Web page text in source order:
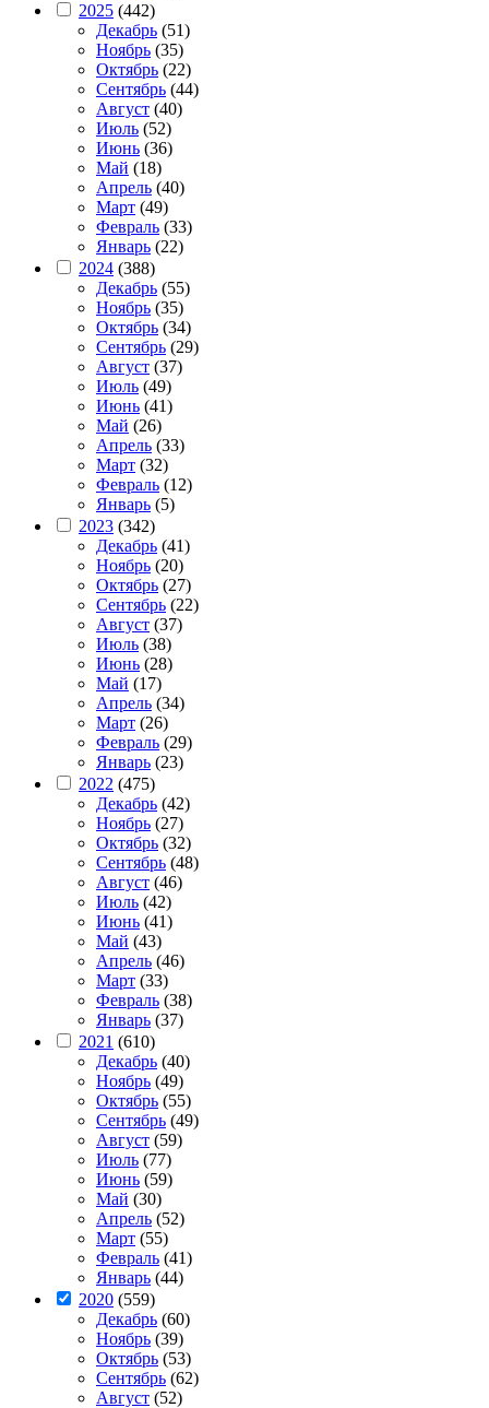
2025 (442)
Декабрь (51)
Ноябрь (35)
Октябрь (22)
Сентябрь (44)
Август (40)
Июль (52)
Июнь (36)
Май (18)
Апрель (40)
Март (49)
Февраль (33)
Январь (22)
2024 (388)
Декабрь (55)
Ноябрь (35)
Октябрь (34)
Сентябрь (29)
Август (37)
Июль (49)
Июнь (41)
Май (26)
Апрель (33)
Март (32)
Февраль (12)
Январь (5)
2023 (342)
Декабрь (41)
Ноябрь (20)
Октябрь (27)
Сентябрь (22)
Август (37)
Июль (38)
Июнь (28)
Май (17)
Апрель (34)
Март (26)
Февраль (29)
Январь (23)
2022 (475)
Декабрь (42)
Ноябрь (27)
Октябрь (32)
Сентябрь (48)
Август (46)
Июль (42)
Июнь (41)
Май (43)
Апрель (46)
Март (33)
Февраль (38)
Январь (37)
2021 (610)
Декабрь (40)
Ноябрь (49)
Октябрь (55)
Сентябрь (49)
Август (59)
Июль (77)
Июнь (59)
Май (30)
Апрель (52)
Март (55)
Февраль (41)
Январь (44)
2020 (559)
Декабрь (60)
Ноябрь (39)
Октябрь (53)
Сентябрь (62)
Август (52)